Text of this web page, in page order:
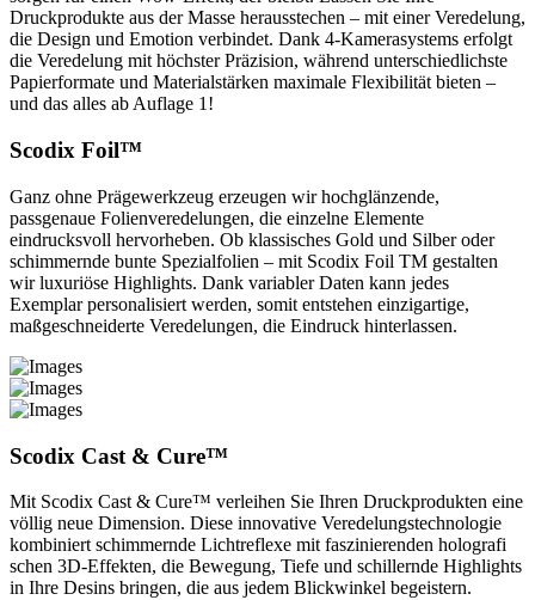
Druckprodukte aus der Masse herausstechen – mit einer Veredelung,
die Design und Emotion verbindet. Dank 4-Kamerasystems erfolgt
die Veredelung mit höchster Präzision, während unterschiedlichste
Papierformate und Materialstärken maximale Flexibilität bieten –
und das alles ab Auflage 1!
Scodix Foil™
Ganz ohne Prägewerkzeug erzeugen wir hochglänzende,
passgenaue Folienveredelungen, die einzelne Elemente
eindrucksvoll hervorheben. Ob klassisches Gold und Silber oder
schimmernde bunte Spezialfolien – mit Scodix Foil TM gestalten
wir luxuriöse Highlights. Dank variabler Daten kann jedes
Exemplar personalisiert werden, somit entstehen einzigartige,
maßgeschneiderte Veredelungen, die Eindruck hinterlassen.
Scodix Cast & Cure™
Mit Scodix Cast & Cure™ verleihen Sie Ihren Druckprodukten eine
völlig neue Dimension. Diese innovative Veredelungstechnologie
kombiniert schimmernde Lichtreflexe mit faszinierenden holografi
schen 3D-Effekten, die Bewegung, Tiefe und schillernde Highlights
in Ihre Desins bringen, die aus jedem Blickwinkel begeistern.